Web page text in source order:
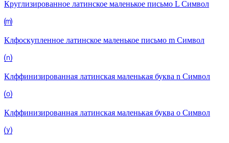
Круглизированное латинское маленькое письмо L Символ
⒨
Клфоскупленное латинское маленькое письмо m Символ
⒩
Клффинизированная латинская маленькая буква n Символ
⒪
Клффинизированная латинская маленькая буква o Символ
⒴